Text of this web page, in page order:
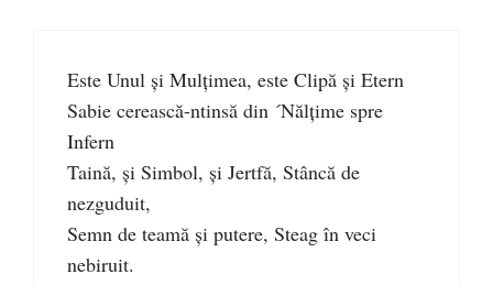
Este Unul şi Mulţimea, este Clipă şi Etern
Sabie cerească-ntinsă din ´Nălţime spre
Infern
Taină, şi Simbol, şi Jertfă, Stâncă de
nezguduit,
Semn de teamă şi putere, Steag în veci
nebiruit.